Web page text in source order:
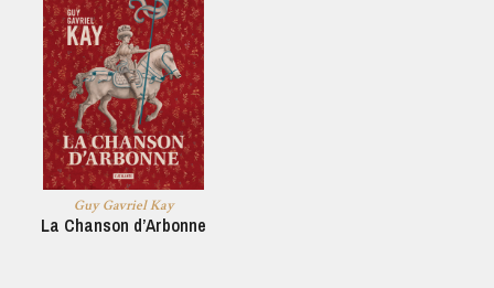
Guy Gavriel Kay
La Chanson d’Arbonne